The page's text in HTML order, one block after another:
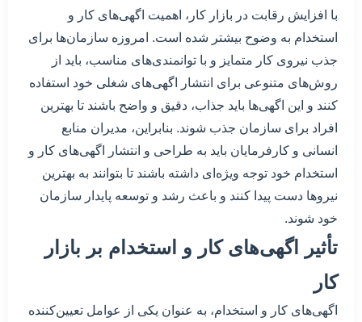
با افزایش رقابت در بازار کار، اهمیت اگهی‌های کار و
استخدام به وضوح بیشتر شده است. امروزه سازمان‌ها برای
جذب نیروی کار متمایز و با توانمندی‌های مناسب، باید از
روش‌های متنوعی برای انتشار اگهی‌های شغلی خود استفاده
کنند و این اگهی‌ها باید جذاب، دقیق و واضح باشند تا بهترین
افراد برای سازمان جذب شوند. بنابراین، مدیران منابع
انسانی و کارفرمایان باید به طراحی و انتشار اگهی‌های کار و
استخدام خود توجه ویژه‌ای داشته باشند تا بتوانند به بهترین
نیروها دست پیدا کنند و باعث رشد و توسعه پایدار سازمان
خود شوند.
تأثیر اگهی‌های کار و استخدام بر بازار
کار
اگهی‌های کار و استخدام، به عنوان یکی از عوامل تعیین‌کننده